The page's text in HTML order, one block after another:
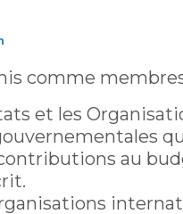
comme
et les
au